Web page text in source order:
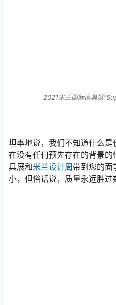
2021米兰国际家具展
坦率地说，我们不知道什么是
在没有任何预先存在的背景
具展和米兰设计周带到您的面
小，但俗话说，质量永远胜过